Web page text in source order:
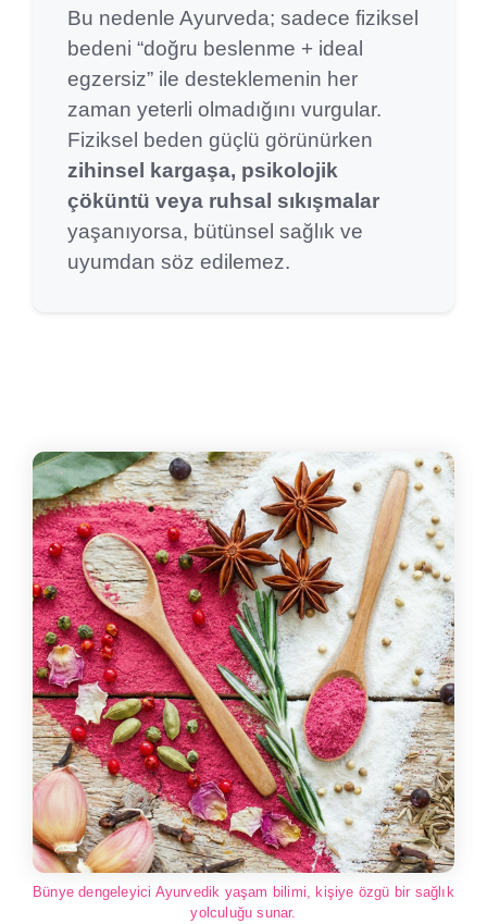
Bu nedenle Ayurveda; sadece fiziksel
bedeni “doğru beslenme + ideal
egzersiz” ile desteklemenin her
zaman yeterli olmadığını vurgular.
Fiziksel beden güçlü görünürken
zihinsel kargaşa, psikolojik
çöküntü veya ruhsal sıkışmalar
yaşanıyorsa, bütünsel sağlık ve
uyumdan söz edilemez.
Bünye dengeleyici Ayurvedik yaşam bilimi, kişiye özgü bir sağlık
yolculuğu sunar.